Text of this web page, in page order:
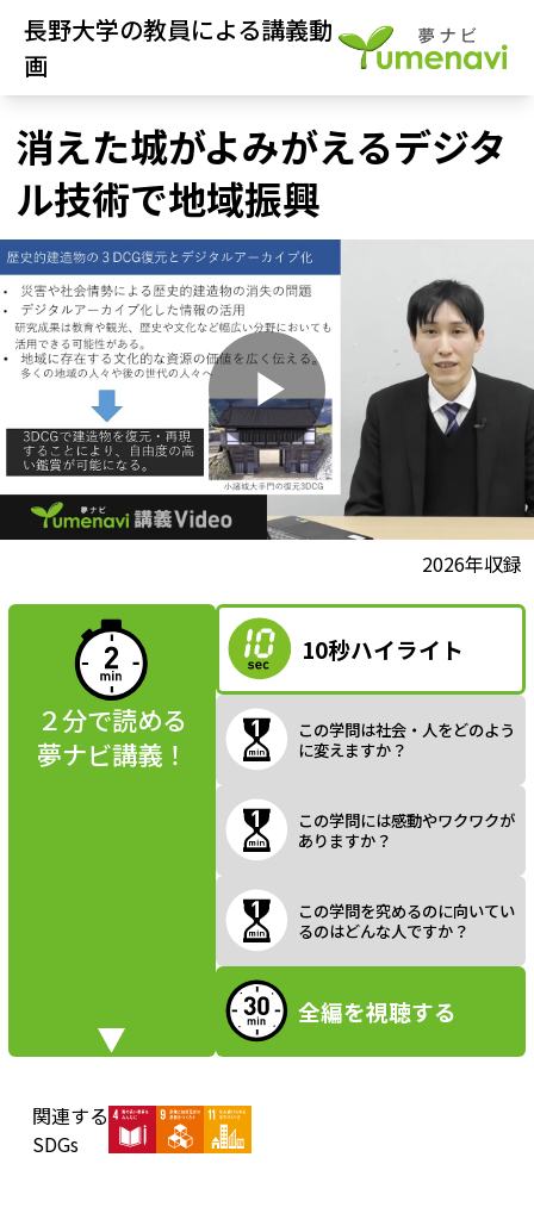
長野大学の教員による講義動
画
消えた城がよみがえるデジタ
ル技術で地域振興
P
a
y
V
i
2026年収録
２分で読める
夢ナビ講義！
10秒ハイライト
この学問は社会・人をどのよう
に変えますか？
この学問には感動やワクワクが
ありますか？
この学問を究めるのに向いてい
るのはどんな人ですか？
全編を視聴する
関連する
SDGs